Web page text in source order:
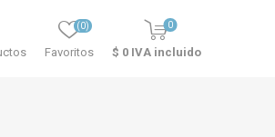
Favoritos
(0) 0
$ 0 IVA incluido